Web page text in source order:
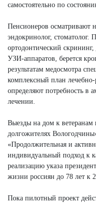
самостоятельно по
Пенсионеров осматривают
эндокринолог, стоматолог.
ортодонтический
УЗИ-аппаратов, берется
результатам медосмотра
комплексный план
определяют потребность в
лечении.
Выезды на дом к ветеранам
долгожителях
«Продолжительная и
индивидуальный подход к
реализацию указа
жизни россиян до 78 лет к
Пока пилотный проект